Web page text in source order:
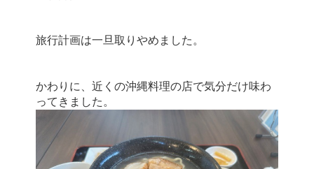
旅行計画は一旦取りやめました。
かわりに、近くの沖縄料理の店で気分だけ味わ
ってきました。